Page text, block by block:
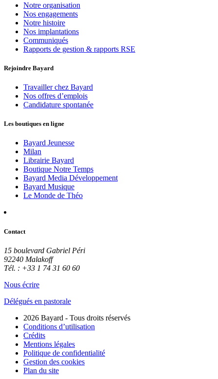
Notre organisation
Nos engagements
Notre histoire
Nos implantations
Communiqués
Rapports de gestion & rapports RSE
Rejoindre Bayard
Travailler chez Bayard
Nos offres d’emplois
Candidature spontanée
Les boutiques en ligne
Bayard Jeunesse
Milan
Librairie Bayard
Boutique Notre Temps
Bayard Media Développement
Bayard Musique
Le Monde de Théo
Contact
15 boulevard Gabriel Péri
92240 Malakoff
Tél. : +33 1 74 31 60 60
Nous écrire
Délégués en pastorale
2026 Bayard - Tous droits réservés
Conditions d’utilisation
Crédits
Mentions légales
Politique de confidentialité
Gestion des cookies
Plan du site